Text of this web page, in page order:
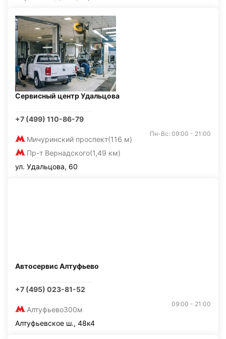
Сервисный центр Удальцова
+7 (499) 110-86-79
Мичуринский проспект(116 м)
Пр-т Вернадского(1,49 км)
Пн-Вс: 09:00 - 21:00
ул. Удальцова, 60
Автосервис Алтуфьево
+7 (495) 023-81-52
Алтуфьево300м
09:00 - 21:00
Алтуфьевское ш., 48к4